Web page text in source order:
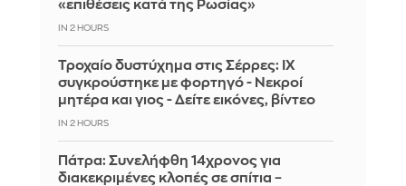
«επιθέσεις κατά της Ρωσίας»
IN 2 HOURS
Τροχαίο δυστύχημα στις Σέρρες: ΙΧ
συγκρούστηκε με φορτηγό - Νεκροί
μητέρα και γιος - Δείτε εικόνες, βίντεο
IN 2 HOURS
Πάτρα: Συνελήφθη 14χρονος για
διακεκριμένες κλοπές σε σπίτια –